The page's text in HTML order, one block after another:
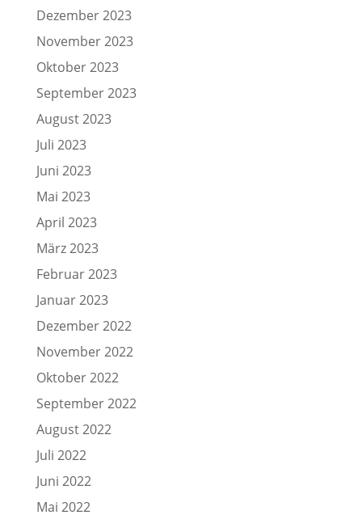
Dezember 2023
November 2023
Oktober 2023
September 2023
August 2023
Juli 2023
Juni 2023
Mai 2023
April 2023
März 2023
Februar 2023
Januar 2023
Dezember 2022
November 2022
Oktober 2022
September 2022
August 2022
Juli 2022
Juni 2022
Mai 2022